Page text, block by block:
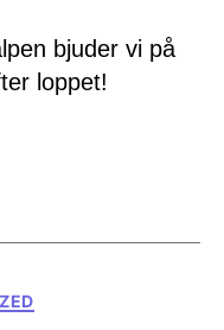
bjuder vi på
loppet!